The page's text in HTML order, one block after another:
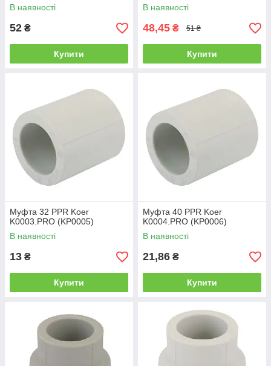
В наявності
52 ₴
Купити
В наявності
48,45 ₴ 51 ₴
Купити
Муфта 32 PPR Koer
K0003.PRO (KP0005)
В наявності
13 ₴
Купити
Муфта 40 PPR Koer
K0004.PRO (KP0006)
В наявності
21,86 ₴
Купити